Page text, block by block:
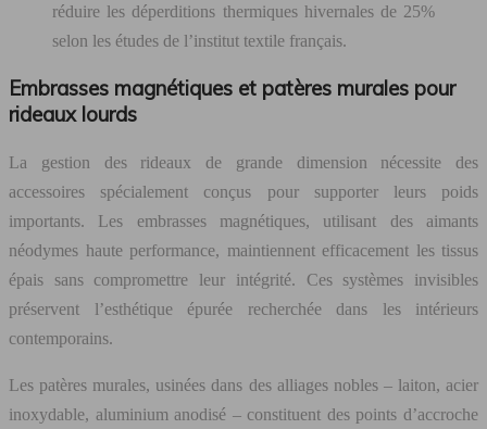
réduire les déperditions thermiques hivernales de 25%
selon les études de l’institut textile français.
Embrasses magnétiques et patères murales pour
rideaux lourds
La gestion des rideaux de grande dimension nécessite des
accessoires spécialement conçus pour supporter leurs poids
importants. Les embrasses magnétiques, utilisant des aimants
néodymes haute performance, maintiennent efficacement les tissus
épais sans compromettre leur intégrité. Ces systèmes invisibles
préservent l’esthétique épurée recherchée dans les intérieurs
contemporains.
Les patères murales, usinées dans des alliages nobles – laiton, acier
inoxydable, aluminium anodisé – constituent des points d’accroche